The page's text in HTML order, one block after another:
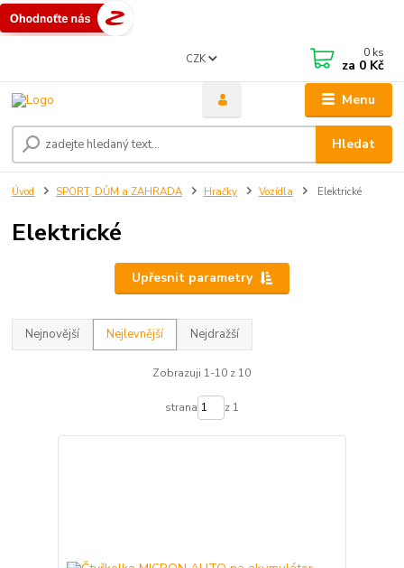
Menu
CZK
Hledat
0 ks
za 0 Kč
Úvod SPORT, DŮM a ZAHRADA Hračky Vozídla Elektrické
Elektrické
Upřesnit parametry
Nejnovější Nejlevnější Nejdražší
Zobrazuji 1-10 z 10
strana z 1